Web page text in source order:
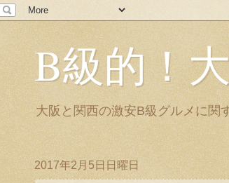
B級的！
大阪と関西の激安B級グルメに関
2017年2月5日日曜日